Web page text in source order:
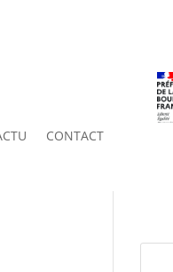
CONTACT